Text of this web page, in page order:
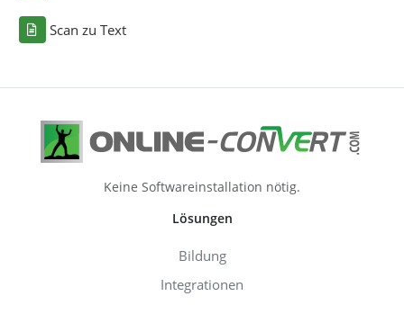
Scan zu Text
Keine Softwareinstallation nötig.
Lösungen
Bildung
Integrationen